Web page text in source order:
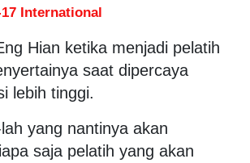
International
Hian ketika menjadi pelatih
saat dipercaya
lebih tinggi.
yang nantinya akan
saja pelatih yang akan